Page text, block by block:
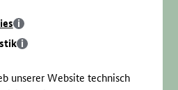
unserer Website technisch